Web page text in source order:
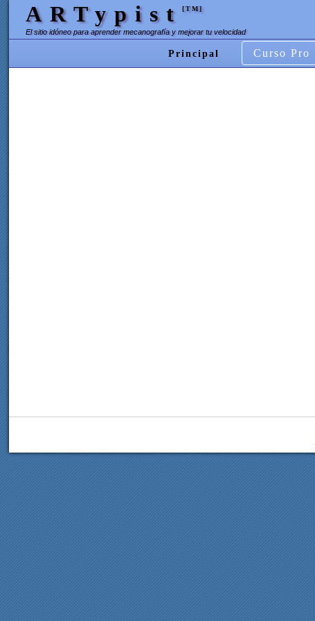
ARTypist[TM]
El sitio idóneo para aprender mecanografía y mejorar tu velocidad
Principal Curso Pro